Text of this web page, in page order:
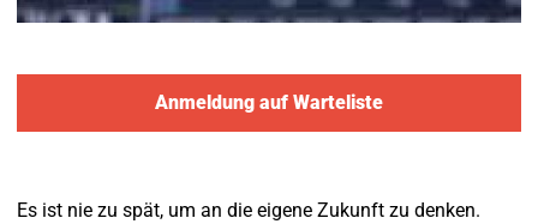
Anmeldung auf Warteliste
Es ist nie zu spät, um an die eigene Zukunft zu denken.